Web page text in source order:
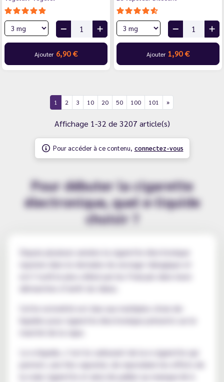
Ajouter 6,90 € Ajouter 1,90 €
1 2 3 10 20 50 100 101
Affichage 1-32 de 3207 article(s)
Pour accéder à ce contenu, connectez-vous
Pour débuter la cigarette
électronique, quel e-liquide
choisir ?
Depuis plusieurs années la cigarette électronique
rayonne dans le domaine du sevrage tabagique et
Cette notoriété est due aux multiples choix de-
liquides pour cigarette électronique présents sur le
Le e-liquide, c’est le carburant de la e-cigarette qui
permet, une fois vaporisé, de reproduire les effets de
la vraie cigarette et ainsi de pallier au manque lié à